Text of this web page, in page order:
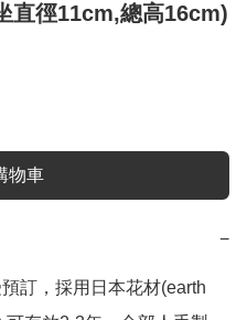
直徑11cm,總高16cm)
物車
−
訂，採用日本花材(earth